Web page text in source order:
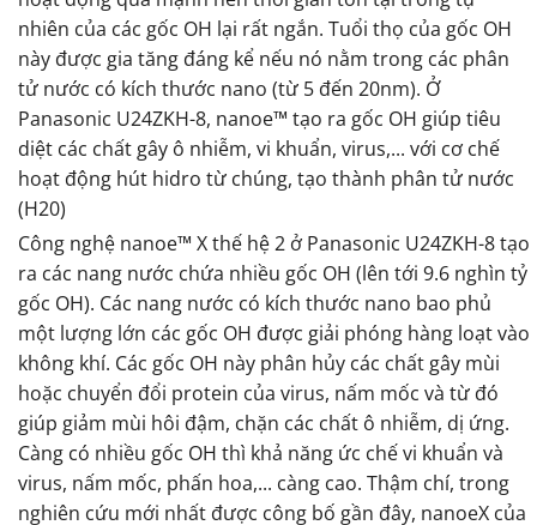
nhiên của các gốc OH lại rất ngắn. Tuổi thọ của gốc OH
này được gia tăng đáng kể nếu nó nằm trong các phân
tử nước có kích thước nano (từ 5 đến 20nm). Ở
Panasonic U24ZKH-8, nanoe™ tạo ra gốc OH giúp tiêu
diệt các chất gây ô nhiễm, vi khuẩn, virus,... với cơ chế
hoạt động hút hidro từ chúng, tạo thành phân tử nước
(H20)
Công nghệ nanoe™ X thế hệ 2 ở Panasonic U24ZKH-8 tạo
ra các nang nước chứa nhiều gốc OH (lên tới 9.6 nghìn tỷ
gốc OH). Các nang nước có kích thước nano bao phủ
một lượng lớn các gốc OH được giải phóng hàng loạt vào
không khí. Các gốc OH này phân hủy các chất gây mùi
hoặc chuyển đổi protein của virus, nấm mốc và từ đó
giúp giảm mùi hôi đậm, chặn các chất ô nhiễm, dị ứng.
Càng có nhiều gốc OH thì khả năng ức chế vi khuẩn và
virus, nấm mốc, phấn hoa,... càng cao. Thậm chí, trong
nghiên cứu mới nhất được công bố gần đây, nanoeX của